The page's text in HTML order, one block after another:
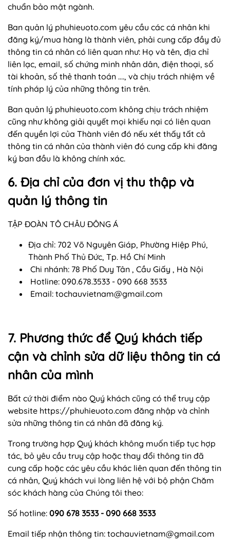
chuẩn bảo mật ngành.
Ban quản lý phuhieuoto.com yêu cầu các cá nhân khi
đăng ký/mua hàng là thành viên, phải cung cấp đầy đủ
thông tin cá nhân có liên quan như: Họ và tên, địa chỉ
liên lạc, email, số chứng minh nhân dân, điện thoại, số
tài khoản, số thẻ thanh toán …., và chịu trách nhiệm về
tính pháp lý của những thông tin trên.
Ban quản lý phuhieuoto.com không chịu trách nhiệm
cũng như không giải quyết mọi khiếu nại có liên quan
đến quyền lợi của Thành viên đó nếu xét thấy tất cả
thông tin cá nhân của thành viên đó cung cấp khi đăng
ký ban đầu là không chính xác.
6. Địa chỉ của đơn vị thu thập và
quản lý thông tin
TẬP ĐOÀN TÔ CHÂU ĐÔNG Á
Địa chỉ: 702 Võ Nguyên Giáp, Phường Hiệp Phú,
Thành Phố Thủ Đức, Tp. Hồ Chí Minh
Chi nhánh: 78 Phố Duy Tân , Cầu Giấy , Hà Nội
Hotline: 090.678.3533 - 090 668 3533
Email: tochauvietnam@gmail.com
7. Phương thức để Quý khách tiếp
cận và chỉnh sửa dữ liệu thông tin cá
nhân của mình
Bất cứ thời điểm nào Quý khách cũng có thể truy cập
website https://phuhieuoto.com đăng nhập và chỉnh
sửa những thông tin cá nhân đã đăng ký.
Trong trường hợp Quý khách không muốn tiếp tục hợp
tác, bỏ yêu cầu truy cập hoặc thay đổi thông tin đã
cung cấp hoặc các yêu cầu khác liên quan đến thông tin
cá nhân, Quý khách vui lòng liên hệ với bộ phận Chăm
sóc khách hàng của Chúng tôi theo:
Số hotline: 090 678 3533 - 090 668 3533
Email tiếp nhận thông tin: tochauvietnam@gmail.com